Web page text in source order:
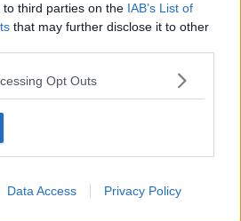
third parties on the IAB’s List of
that may further disclose it to other
Opt Outs
Data Access Privacy Policy